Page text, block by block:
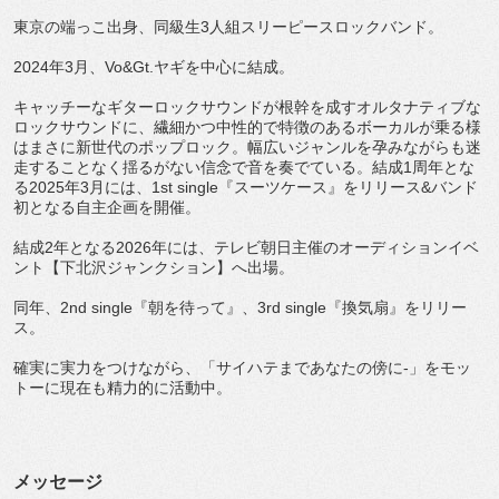
東京の端っこ出身、同級生3人組スリーピースロックバンド。
2024年3月、Vo&Gt.ヤギを中心に結成。
キャッチーなギターロックサウンドが根幹を成すオルタナティブな
ロックサウンドに、繊細かつ中性的で特徴のあるボーカルが乗る様
はまさに新世代のポップロック。幅広いジャンルを孕みながらも迷
走することなく揺るがない信念で音を奏でている。結成1周年とな
る2025年3月には、1st single『スーツケース』をリリース&バンド
初となる自主企画を開催。
結成2年となる2026年には、テレビ朝日主催のオーディションイベ
ント【下北沢ジャンクション】へ出場。
同年、2nd single『朝を待って』、3rd single『換気扇』をリリー
ス。
確実に実力をつけながら、「サイハテまであなたの傍に-」をモッ
トーに現在も精力的に活動中。
メッセージ